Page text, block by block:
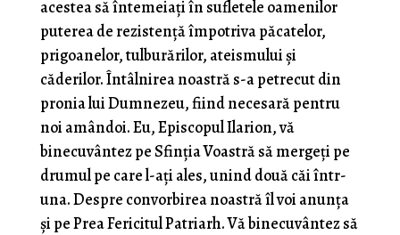
acestea să înteme­iaţi în sufletele oamenilor
puterea de rezistenţă împo­triva păcatelor,
prigoanelor, tulburărilor, ateismului şi
căderilor. Întâlnirea noastră s-a petrecut din
pro­nia lui Dumnezeu, fiind necesară pentru
noi amân­doi. Eu, Episcopul Ilarion, vă
binecuvântez pe Sfinţia Voastră să mergeţi pe
drumul pe care l-aţi ales, unind două căi într-
una. Despre convorbirea noastră îl voi anunţa
şi pe Prea Fericitul Patriarh. Vă binecuvântez să